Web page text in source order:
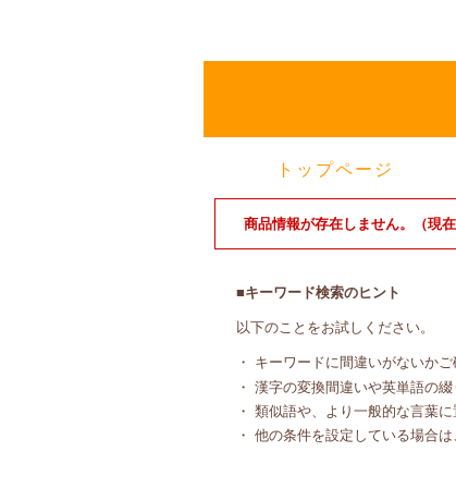
トップページ
商品情報が存在しません。（現
■キーワード検索のヒント
以下のことをお試しください。
・ キーワードに間違いがないかご
・ 漢字の変換間違いや英単語の
・ 類似語や、より一般的な言葉
・ 他の条件を設定している場合